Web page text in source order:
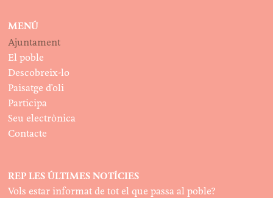
MENÚ
Ajuntament
El poble
Descobreix-lo
Paisatge d’oli
Participa
Seu electrònica
Contacte
REP LES ÚLTIMES NOTÍCIES
Vols estar informat de tot el que passa al poble?